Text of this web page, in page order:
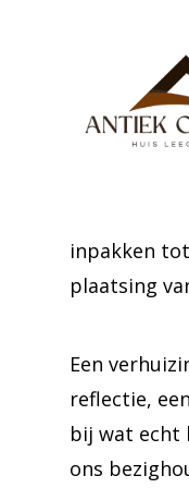
Laat de
naar Aalst
inpakken
plaatsing
Een
reflectie,
bij wat echt
ons